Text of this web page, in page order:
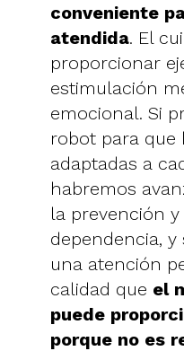
conveniente
atendida. El
proporcionar
estimulación
emocional. Si
robot para que
adaptadas a
habremos
la prevención
dependencia,
una atención
calidad que el
puede
porque no es